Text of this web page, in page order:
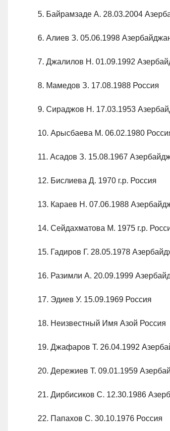
5. Байрамзаде А. 28.03.2004
6. Алиев З. 05.06.1998
7. Джалилов Н. 01.09.1992
8. Мамедов З. 17.08.1988 Россия
9. Сираджов Н. 17.03.1953
10. Арысбаева М. 06.02.1980
11. Асадов З. 15.08.1967
12. Бислиева Д. 1970 г.р. Россия
13. Караев Н. 07.06.1988
14. Сейдахматова М. 1975 г.р.
15. Гадиров Г. 28.05.1978
16. Разимли А. 20.09.1999
17. Эдиев У. 15.09.1969 Россия
18. Неизвестный Имя Азой Россия
19. Джафаров Т. 26.04.1992
20. Дережиев Т. 09.01.1959
21. Дирбисиков С. 12.30.1986
22. Папахов С. 30.10.1976 Россия